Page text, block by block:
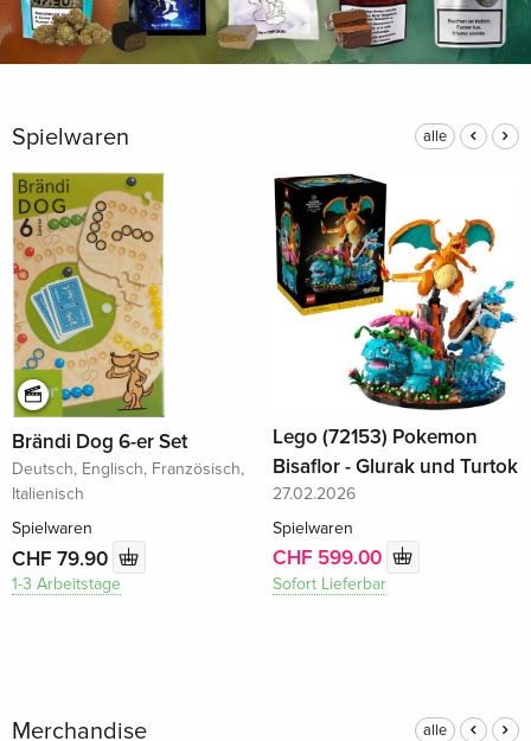
Spielwaren alle
Brändi Dog 6-er Set
Deutsch, Englisch, Französisch,
Italienisch
Spielwaren
CHF 79.90
1-3 Arbeitstage
Lego (72153) Pokemon
Bisaflor - Glurak und Turtok
27.02.2026
Spielwaren
CHF 599.00
Sofort Lieferbar
Merchandise alle